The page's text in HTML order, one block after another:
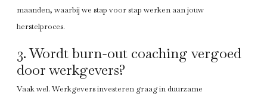
maanden, waarbij we stap voor stap werken aan jouw
herstelproces.
3. Wordt burn-out coaching vergoed
door werkgevers?
Vaak wel. Werkgevers investeren graag in duurzame